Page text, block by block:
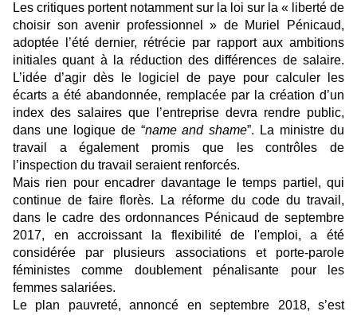
Les critiques portent notamment sur la loi sur la « liberté de
choisir son avenir professionnel » de Muriel Pénicaud,
adoptée l’été dernier, rétrécie par rapport aux ambitions
initiales quant à la réduction des différences de salaire.
L’idée d’agir dès le logiciel de paye pour calculer les
écarts a été abandonnée, remplacée par la création d’un
index des salaires que l’entreprise devra rendre public,
dans une logique de “name and shame”. La ministre du
travail a également promis que les contrôles de
l’inspection du travail seraient renforcés.
Mais rien pour encadrer davantage le temps partiel, qui
continue de faire florès. La réforme du code du travail,
dans le cadre des ordonnances Pénicaud de septembre
2017, en accroissant la flexibilité de l'emploi, a été
considérée par plusieurs associations et porte-parole
féministes comme doublement pénalisante pour les
femmes salariées.
Le plan pauvreté, annoncé en septembre 2018, s’est